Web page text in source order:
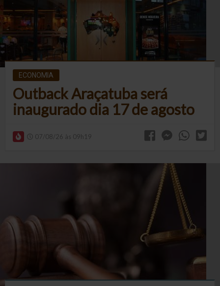
ECONOMIA
Outback Araçatuba será
inaugurado dia 17 de agosto
07/08/26 às 09h19